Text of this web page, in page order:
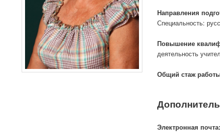
Направления
Специальность:
Повышение
деятельность
Общий стаж
Электронная почта: